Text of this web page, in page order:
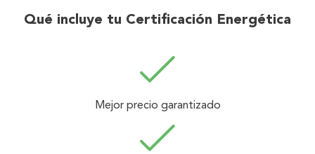
Qué incluye tu Certificación Energética
Mejor precio garantizado